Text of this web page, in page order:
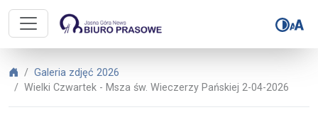
Biuro Prasowe Jasnej Góry –
Biuro Prasowe Jasnej Góry
Galeria zdjęć 2026
Wielki Czwartek - Msza św. Wieczerzy Pańskiej 2-04-2026